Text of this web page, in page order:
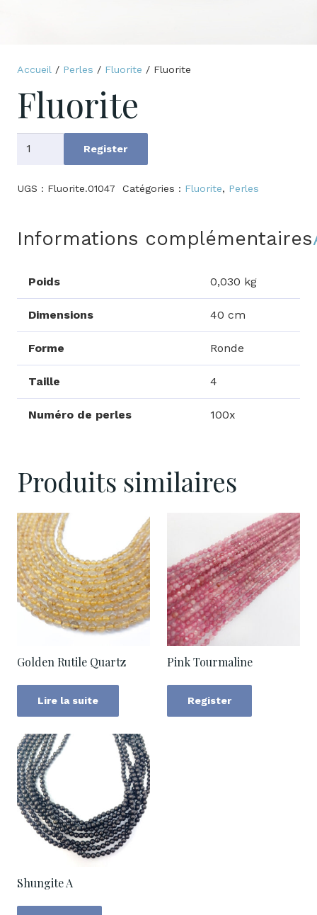
Accueil / Perles / Fluorite / Fluorite
Fluorite
quantité
Fluorite
Register
UGS : Fluorite.01047 Catégories : Fluorite, Perles
Informations complémentaires
Poids 0,030 kg
Dimensions 40 cm
Forme Ronde
Taille 4
Numéro de perles 100x
Produits similaires
Golden Rutile Quartz
Lire la suite
Pink Tourmaline
Register
Shungite A